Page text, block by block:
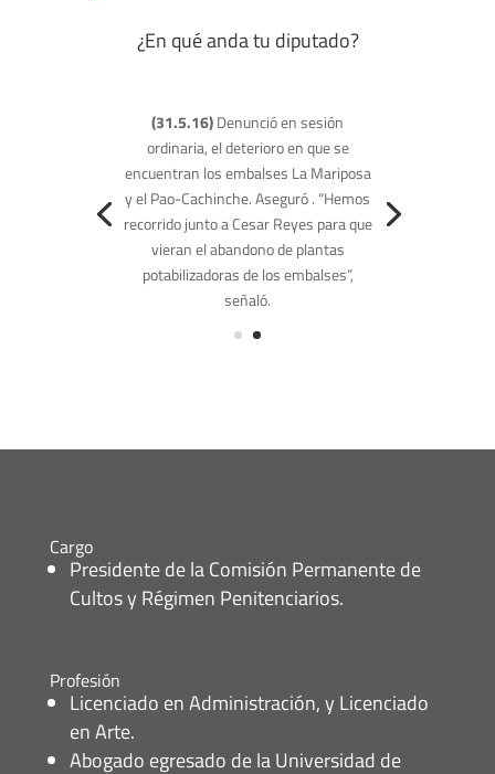
¿En qué anda tu diputado?
(11.5.16)
Cargo
Presidente de la Comisión Permanente de
Cultos y Régimen Penitenciarios.
Profesión
Licenciado en Administración, y Licenciado
en Arte.
Abogado egresado de la Universidad de